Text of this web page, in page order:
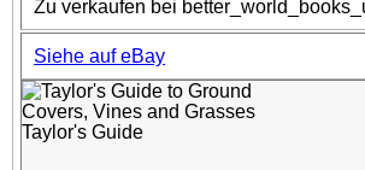
Zu verkaufen bei
Siehe auf eBay